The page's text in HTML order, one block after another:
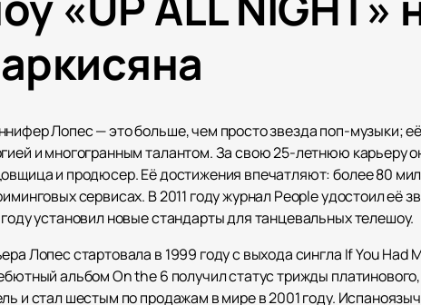
Лопес — это больше, чем просто звезда поп-музыки;
и многогранным талантом. За свою 25-летнюю карьеру
и продюсер. Её достижения впечатляют: более 80
сервисах. В 2011 году журнал People удостоил
году установил новые стандарты для танцевальных телешоу.
Лопес стартовала в 1999 году с выхода сингла If You Had
альбом On the 6 получил статус трижды
и стал шестым по продажам в мире в 2001 году.